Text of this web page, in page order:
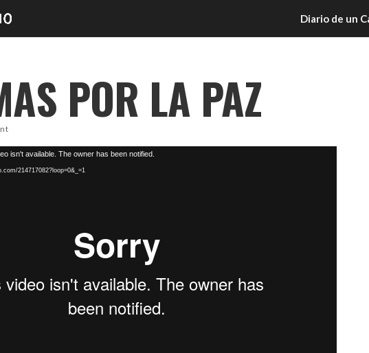
Diario de un
POR LA PAZ
isn't available. The owner has been notified.
214717082?loop=0&_=1